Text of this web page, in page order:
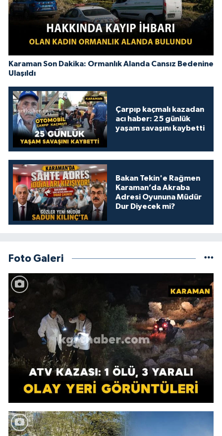
Karaman Son Dakika: Ormanlık Alanda Cansız Bedenine
Ulaşıldı
Çarpıp kaçmalı kazadan
acı haber: 25 günlük
yaşam savaşını kaybetti
Bakan Tekin'e Rağmen
Karaman’da Akraba
Adresi Oyununa Müdür
Dur Diyecek mi?
Foto Galeri